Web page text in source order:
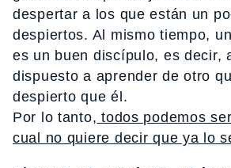
despertar a los que están un
despiertos. Al mismo tiempo,
es un buen discípulo, es decir,
dispuesto a aprender de otro
despierto que él.
Por lo tanto, todos podemos
cual no quiere decir que ya lo